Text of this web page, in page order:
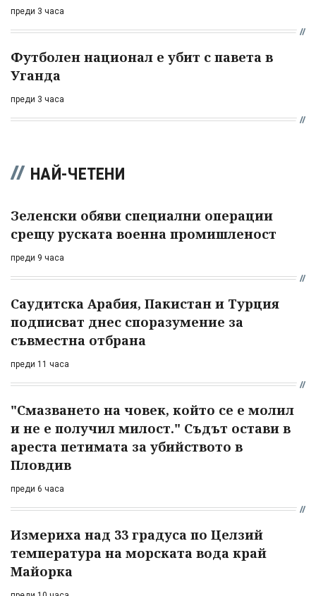
преди 3 часа
Футболен национал е убит с павета в
Уганда
преди 3 часа
НАЙ-ЧЕТЕНИ
Зеленски обяви специални операции
срещу руската военна промишленост
преди 9 часа
Саудитска Арабия, Пакистан и Турция
подписват днес споразумение за
съвместна отбрана
преди 11 часа
"Смазването на човек, който се е молил
и не е получил милост." Съдът остави в
ареста петимата за убийството в
Пловдив
преди 6 часа
Измериха над 33 градуса по Целзий
температура на морската вода край
Майорка